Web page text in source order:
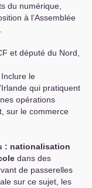
du numérique,
à l’Assemblée
et député du Nord,
Inclure le
qui pratiquent
opérations
sur le commerce
: nationalisation
dans des
de passerelles
sur ce sujet, les